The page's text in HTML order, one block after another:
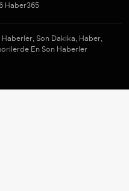
Haber365
Son Dakika, Haber,
En Son Haberler